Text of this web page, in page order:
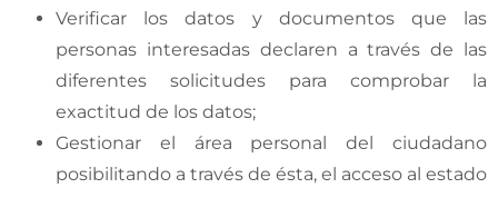
Verificar los datos y documentos que las
personas interesadas declaren a través de las
diferentes solicitudes para comprobar la
exactitud de los datos;
Gestionar el área personal del ciudadano
posibilitando a través de ésta, el acceso al estado